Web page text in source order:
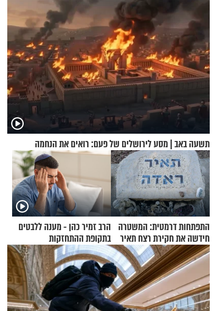
תשעה באב | מסע לירושלים של פעם: רואים את הנחמה
התפתחות דרמטית: המשטרה
חידשה את חקירת רצח תאיר
ראדה
הרב זמיר כהן - מענה ללבטים
בתקופת ההתחזקות